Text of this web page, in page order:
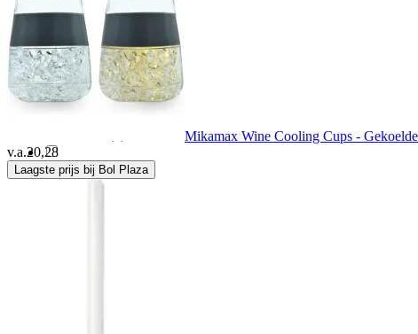
Cretacolor(1)
Disney(1)
Mikamax Wine Cooling Cups -
v.a.20,28
Laagste prijs bij Bol Plaza